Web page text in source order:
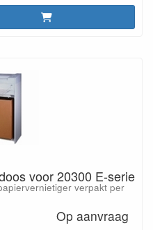
voor 20300 E-serie
verpakt per
Op aanvraag